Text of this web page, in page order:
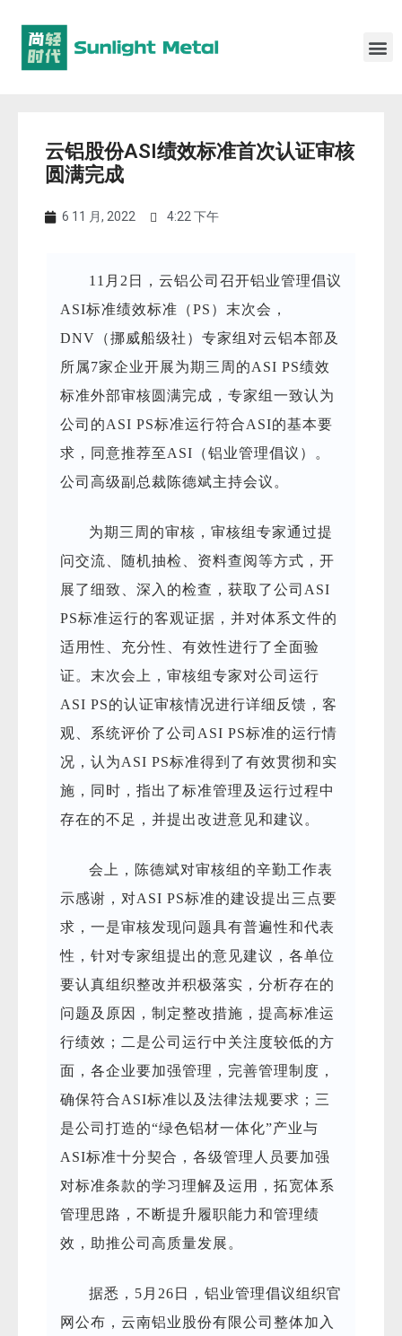
云铝股份ASI绩效标准首次认证审核
圆满完成
6 11 月, 2022 4:22 下午
11月2日，云铝公司召开铝业管理倡议
ASI标准绩效标准（PS）末次会，
DNV（挪威船级社）专家组对云铝本部及
所属7家企业开展为期三周的ASI PS绩效
标准外部审核圆满完成，专家组一致认为
公司的ASI PS标准运行符合ASI的基本要
求，同意推荐至ASI （铝业管理倡议）
。
公司高级副总裁陈德斌主持会议。
为期三周的审核，审核组专家通过提
问交流、随机抽检、资料查阅等方式，开
展了细致、深入的检查，获取了公司ASI
PS标准运行的客观证据，并对体系文件的
适用性、充分性、有效性进行了全面验
证。末次会上，审核组专家对公司运行
ASI PS的认证审核情况进行详细反馈，客
观、系统评价了公司ASI PS标准的运行情
况，认为ASI PS标准得到了有效贯彻和实
施，同时，指出了标准管理及运行过程中
存在的不足，并提出改进意见和建议。
会上，陈德斌对审核组的辛勤工作表
示感谢，对ASI PS标准的建设提出三点要
求，一是审核发现问题具有普遍性和代表
性，针对专家组提出的意见建议，各单位
要认真组织整改并积极落实，分析存在的
问题及原因，制定整改措施，提高标准运
行绩效；二是公司运行中关注度较低的方
面，各企业要加强管理，完善管理制度，
确保符合ASI标准以及法律法规要求；三
是公司打造的“绿色铝材一体化”产业与
ASI标准十分契合，各级管理人员要加强
对标准条款的学习理解及运用，拓宽体系
管理思路，不断提升履职能力和管理绩
效，助推公司高质量发展。
据悉，5月26日，铝业管理倡议组织官
网公布，云南铝业股份有限公司整体加入